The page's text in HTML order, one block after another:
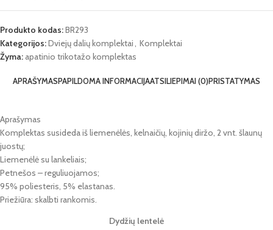
Produkto kodas:BR293
Kategorijos:Dviejų dalių komplektai
Komplektai
Žyma: apatinio trikotažo komplektas
APRAŠYMASPAPILDOMA INFORMACIJAATSILIEPIMAI (0)PRISTATYMAS
Aprašymas
Komplektas susideda iš liemenėlės, kelnaičių, kojinių diržo, 2 vnt. šlaunų
juostų;
Liemenėlė su lankeliais;
Petnešos – reguliuojamos;
95% poliesteris, 5% elastanas.
Priežiūra: skalbti rankomis.
Dydžių lentelė